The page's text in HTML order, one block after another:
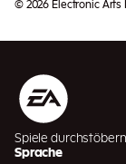
© 2026 Electronic Arts
Spiele durchstöbern
Sprache